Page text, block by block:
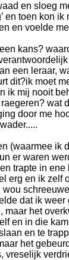
en sloeg
en toen kon
en voelde
kans?
een leraar,
dit?ik moet
ik mij nooit
wat
door me
(waarmee ik
er waren
trapte in
erg en ik zelf
dat ik weer
het
en in die
en te
het
vreselijk